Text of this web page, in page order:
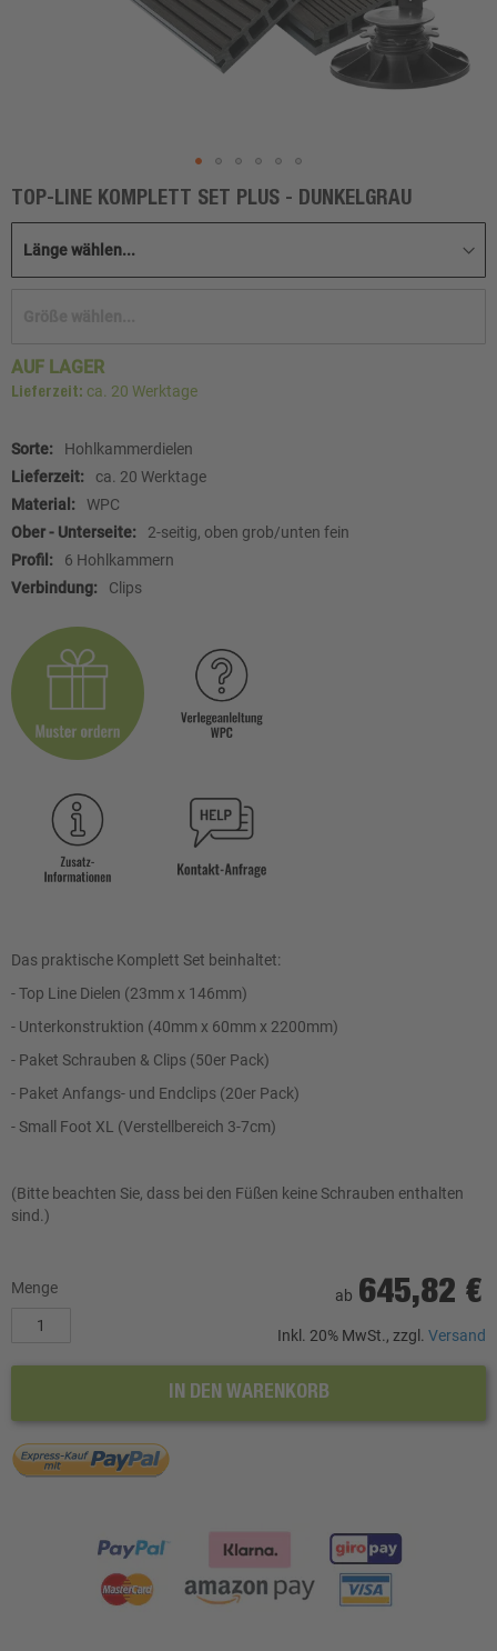
Zum
Anfang
der
TOP-LINE KOMPLETT SET PLUS - DUNKELGRAU
AUF LAGER
Lieferzeit: ca. 20 Werktage
Weitere
Informationen
Hohlkammerdielen
ca. 20 Werktage
WPC
2-seitig, oben grob/unten fein
6 Hohlkammern
Clips
Das praktische Komplett Set beinhaltet:
- Top Line Dielen (23mm x 146mm)
- Unterkonstruktion (40mm x 60mm x 2200mm)
- Paket Schrauben & Clips (50er Pack)
- Paket Anfangs- und Endclips (20er Pack)
- Small Foot XL (Verstellbereich 3-7cm)
(Bitte beachten Sie, dass bei den Füßen keine Schrauben enthalten
sind.)
ab 645,82 €
Inkl. 20% MwSt., zzgl. Versand
Menge
IN DEN WARENKORB